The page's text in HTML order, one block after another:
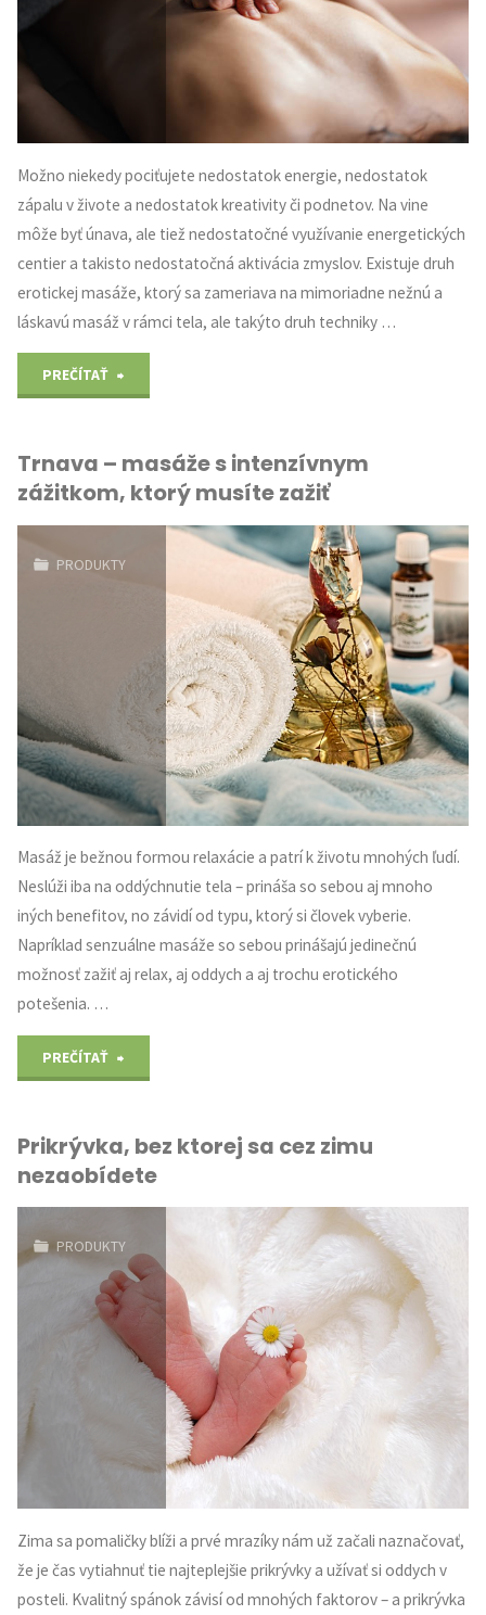
Možno niekedy pociťujete nedostatok energie, nedostatok
zápalu v živote a nedostatok kreativity či podnetov. Na vine
môže byť únava, ale tiež nedostatočné využívanie energetických
centier a takisto nedostatočná aktivácia zmyslov. Existuje druh
erotickej masáže, ktorý sa zameriava na mimoriadne nežnú a
láskavú masáž v rámci tela, ale takýto druh techniky …
PREČÍTAŤ
sexuálnu
vďaka
masáži"
Trnava – masáže s intenzívnym
zážitkom, ktorý musíte zažiť
PRODUKTY
Masáž je bežnou formou relaxácie a patrí k životu mnohých ľudí.
Neslúži iba na oddýchnutie tela – prináša so sebou aj mnoho
iných benefitov, no závidí od typu, ktorý si človek vyberie.
Napríklad senzuálne masáže so sebou prinášajú jedinečnú
možnosť zažiť aj relax, aj oddych a aj trochu erotického
potešenia. …
PREČÍTAŤ
masáže
intenzívnym
zážitkom,
musíte
Prikrývka, bez ktorej sa cez zimu
nezaobídete
PRODUKTY
Zima sa pomaličky blíži a prvé mrazíky nám už začali naznačovať,
že je čas vytiahnuť tie najteplejšie prikrývky a užívať si oddych v
posteli. Kvalitný spánok závisí od mnohých faktorov – a prikrývka